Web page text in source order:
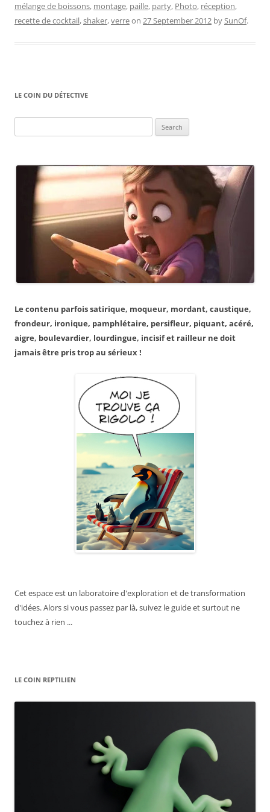
mélange de boissons, montage, paille, party, Photo, réception,
recette de cocktail,shaker,verreon 27 September 2012 bySunOf.
LE COIN DU DÉTECTIVE
for:
Le contenu parfois satirique, moqueur, mordant, caustique,
frondeur, ironique, pamphlétaire, persifleur, piquant, acéré,
aigre, boulevardier, lourdingue, incisif et railleur ne doit
jamais être pris trop au sérieux !
Cet espace est un laboratoire d'exploration et de transformation
d'idées. Alors si vous passez par là, suivez le guide et surtout ne
touchez à rien ...
LE COIN REPTILIEN